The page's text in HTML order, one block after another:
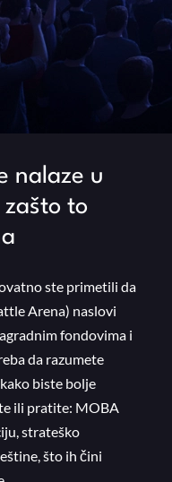
nalaze u
to
ste primetili da
Arena) naslovi
fondovima i
da razumete
biste bolje
ili pratite: MOBA
strateško
što ih čini